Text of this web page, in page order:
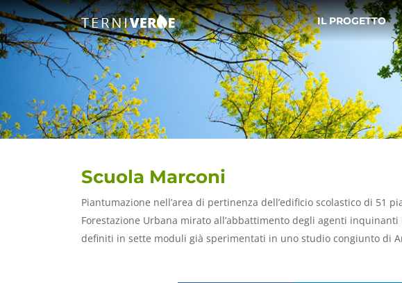
IL PROGETTO
Scuola Marconi
Piantumazione nell’area di pertinenza dell’edificio scolastico di 51
Forestazione Urbana mirato all’abbattimento degli agenti
definiti in sette moduli già sperimentati in uno studio congiunto di